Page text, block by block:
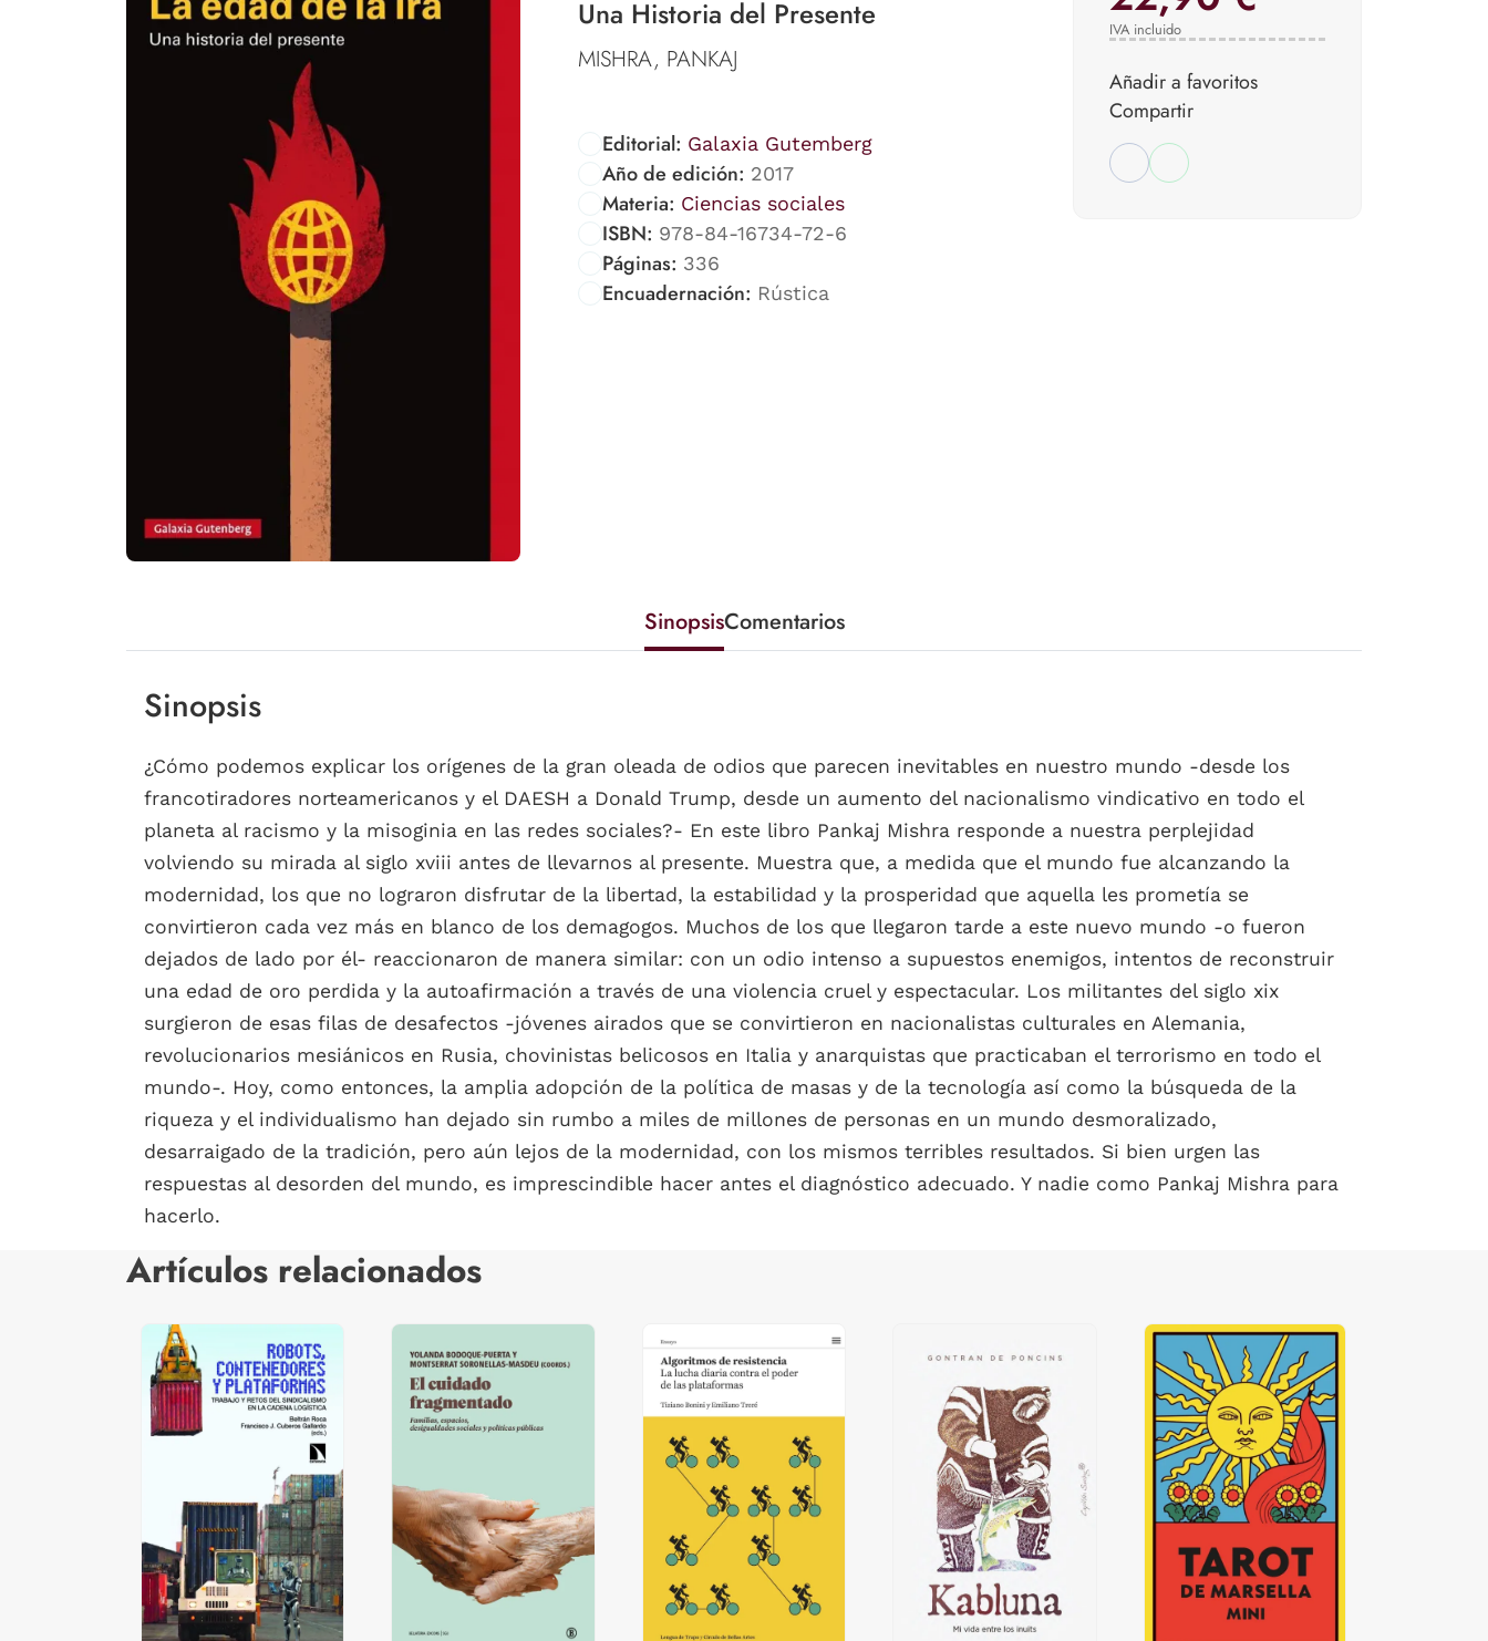
Una Historia del Presente
MISHRA, PANKAJ
Editorial: Galaxia Gutemberg
Año de edición: 2017
Materia: Ciencias sociales
ISBN: 978-84-16734-72-6
Páginas: 336
Encuadernación: Rústica
IVA incluido
Añadir a favoritos
Compartir
SinopsisComentarios
Sinopsis
¿Cómo podemos explicar los orígenes de la gran oleada de odios que parecen inevitables en nuestro mundo -desde los
francotiradores norteamericanos y el DAESH a Donald Trump, desde un aumento del nacionalismo vindicativo en todo el
planeta al racismo y la misoginia en las redes sociales?- En este libro Pankaj Mishra responde a nuestra perplejidad
volviendo su mirada al siglo xviii antes de llevarnos al presente. Muestra que, a medida que el mundo fue alcanzando la
modernidad, los que no lograron disfrutar de la libertad, la estabilidad y la prosperidad que aquella les prometía se
convirtieron cada vez más en blanco de los demagogos. Muchos de los que llegaron tarde a este nuevo mundo -o fueron
dejados de lado por él- reaccionaron de manera similar: con un odio intenso a supuestos enemigos, intentos de reconstruir
una edad de oro perdida y la autoafirmación a través de una violencia cruel y espectacular. Los militantes del siglo xix
surgieron de esas filas de desafectos -jóvenes airados que se convirtieron en nacionalistas culturales en Alemania,
revolucionarios mesiánicos en Rusia, chovinistas belicosos en Italia y anarquistas que practicaban el terrorismo en todo el
mundo-. Hoy, como entonces, la amplia adopción de la política de masas y de la tecnología así como la búsqueda de la
riqueza y el individualismo han dejado sin rumbo a miles de millones de personas en un mundo desmoralizado,
desarraigado de la tradición, pero aún lejos de la modernidad, con los mismos terribles resultados. Si bien urgen las
respuestas al desorden del mundo, es imprescindible hacer antes el diagnóstico adecuado. Y nadie como Pankaj Mishra para
hacerlo.
Artículos relacionados